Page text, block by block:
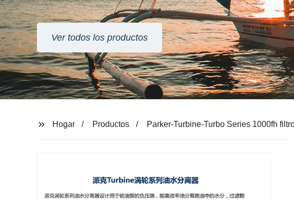
Ver todos los productos
Hogar Productos Parker-Turbine-Turbo Series 1000fh